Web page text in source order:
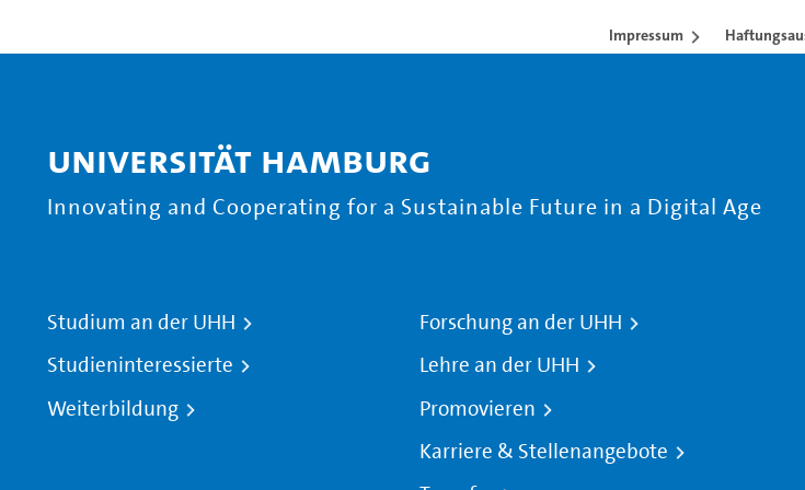
Impressum
Universität Hamburg
Innovating and Cooperating for a Sustainable Future in a Digital Age
Studium an der UHH
Studieninteressierte
Weiterbildung
Forschung an der UHH
Lehre an der UHH
Promovieren
Karriere & Stellenangebote